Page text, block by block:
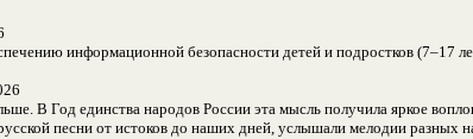
информационной безопасности детей и подростков
В Год единства народов России эта мысль получила яркое
песни от истоков до наших дней, услышали мелодии